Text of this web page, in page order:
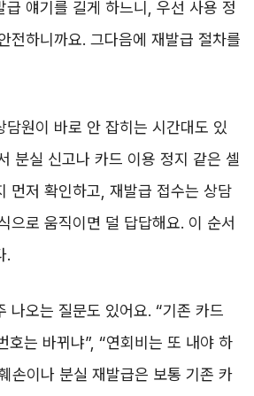
급 얘기를 길게 하느니, 우선 사용 정
전하니까요. 그다음에 재발급 절차를
담원이 바로 안 잡히는 시간대도 있
분실 신고나 카드 이용 정지 같은 셀
먼저 확인하고, 재발급 접수는 상담
으로 움직이면 덜 답답해요. 이 순서
.
나오는 질문도 있어요. “기존 카드
호는 바뀌냐”, “연회비는 또 내야 하
손이나 분실 재발급은 보통 기존 카